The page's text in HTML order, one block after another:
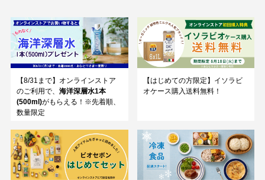
【8/31まで】オンラインストア
のご利用で、 海洋深層水1本
(500ml)がもらえる！※先着順、
数量限定
【はじめての方限定】イソラビ
オケース購入送料無料！